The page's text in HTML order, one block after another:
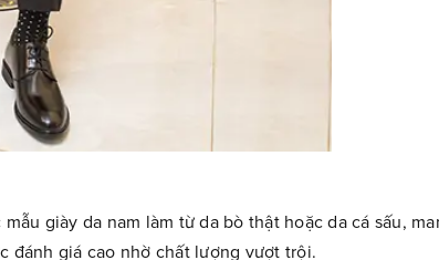
giày da nam làm từ da bò thật hoặc da cá sấu,
đánh giá cao nhờ chất lượng vượt trội.